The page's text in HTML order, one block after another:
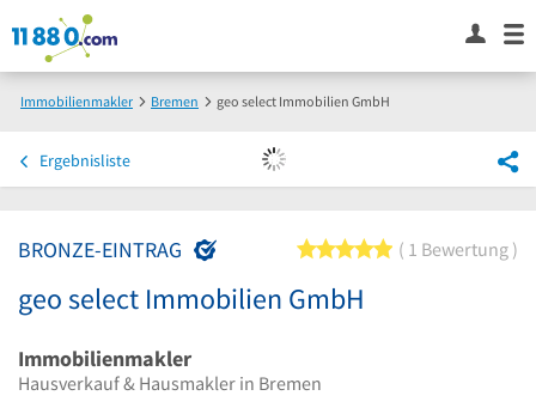
Immobilienmakler Bremen geo select Immobilien GmbH
Ergebnisliste
BRONZE-EINTRAG 5 von 5 Sternen
1 Bewertung
geo select Immobilien GmbH
Immobilienmakler
Hausverkauf & Hausmakler in Bremen